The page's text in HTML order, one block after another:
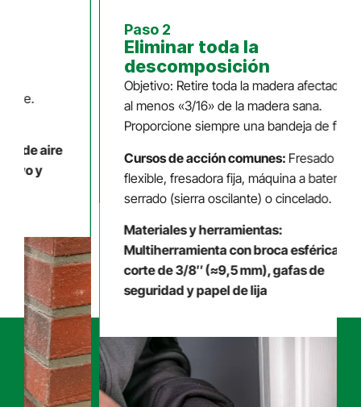
de aire
y
Paso 2
Eliminar toda la
descomposición
Objetivo: Retire toda la madera afectada
al menos «3/16» de la madera sana.
Proporcione siempre una bandeja de
Cursos de acción comunes:Fresado (eje
flexible, fresadora fija, máquina a batería),
serrado (sierra oscilante) o cincelado.
Materiales y herramientas:
Multiherramienta con broca esférica o de
corte de 3/8″ (≈9,5 mm), gafas de
seguridad y papel de lija